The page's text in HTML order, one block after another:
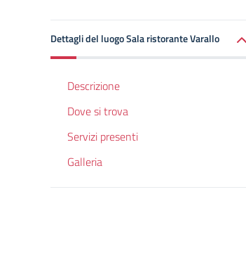
Dettagli del luogo Sala ristorante Varallo
Descrizione
Dove si trova
Servizi presenti
Galleria